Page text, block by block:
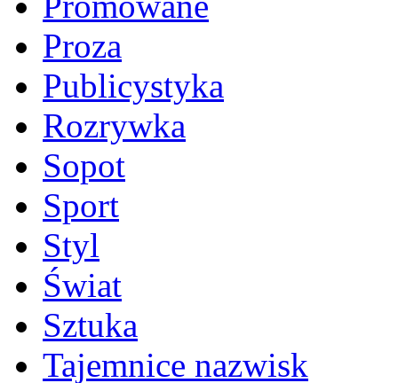
Proza
Publicystyka
Rozrywka
Sopot
Sport
Styl
Świat
Sztuka
Tajemnice nazwisk